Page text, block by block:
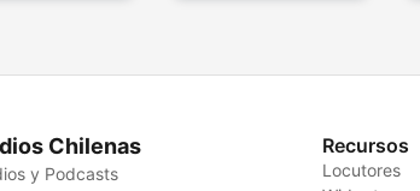
Chilenas
y Podcasts
Recursos
Locutores